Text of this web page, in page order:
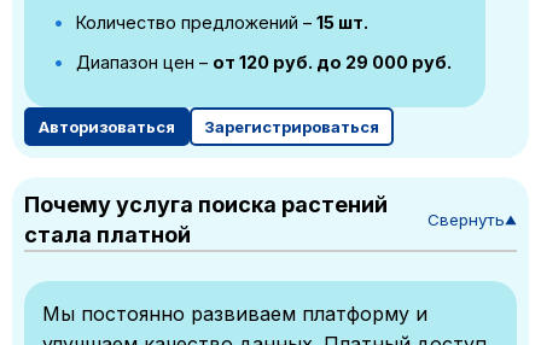
Количество предложений – 15 шт.
Диапазон цен – от 120 руб. до 29 000 руб.
Авторизоваться Зарегистрироваться
Почему услуга поиска растений
стала платной
Свернуть▼
Мы постоянно развиваем платформу и